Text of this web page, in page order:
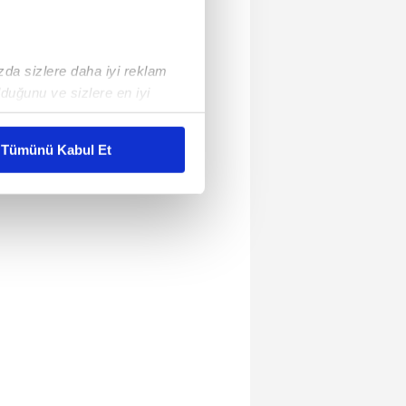
sizlere daha iyi reklam
ve sizlere en iyi
karşılamak
kullanılmaktadır. Bu
sunulması
ve sizlere yönelik
Tümünü Kabul Et